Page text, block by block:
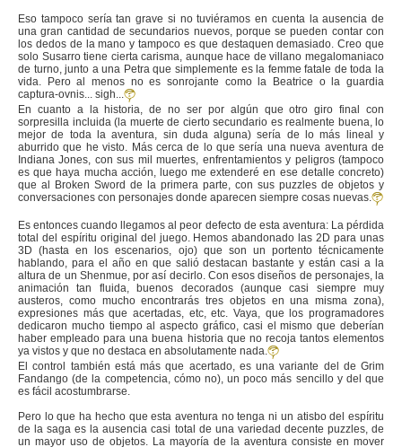
Eso tampoco sería tan grave si no tuviéramos en cuenta la ausencia de
una gran cantidad de secundarios nuevos, porque se pueden contar con
los dedos de la mano y tampoco es que destaquen demasiado. Creo que
solo Susarro tiene cierta carisma, aunque hace de villano megalomaniaco
de turno, junto a una Petra que simplemente es la femme fatale de toda la
vida. Pero al menos no es sonrojante como la Beatrice o la guardia
captura-ovnis... sigh...
En cuanto a la historia, de no ser por algún que otro giro final con
sorpresilla incluida (la muerte de cierto secundario es realmente buena, lo
mejor de toda la aventura, sin duda alguna) sería de lo más lineal y
aburrido que he visto. Más cerca de lo que sería una nueva aventura de
Indiana Jones, con sus mil muertes, enfrentamientos y peligros (tampoco
es que haya mucha acción, luego me extenderé en ese detalle concreto)
que al Broken Sword de la primera parte, con sus puzzles de objetos y
conversaciones con personajes donde aparecen siempre cosas nuevas.
Es entonces cuando llegamos al peor defecto de esta aventura: La pérdida
total del espíritu original del juego. Hemos abandonado las 2D para unas
3D (hasta en los escenarios, ojo) que son un portento técnicamente
hablando, para el año en que salió destacan bastante y están casi a la
altura de un Shenmue, por así decirlo. Con esos diseños de personajes, la
animación tan fluida, buenos decorados (aunque casi siempre muy
austeros, como mucho encontrarás tres objetos en una misma zona),
expresiones más que acertadas, etc, etc. Vaya, que los programadores
dedicaron mucho tiempo al aspecto gráfico, casi el mismo que deberían
haber empleado para una buena historia que no recoja tantos elementos
ya vistos y que no destaca en absolutamente nada.
El control también está más que acertado, es una variante del de Grim
Fandango (de la competencia, cómo no), un poco más sencillo y del que
es fácil acostumbrarse.
Pero lo que ha hecho que esta aventura no tenga ni un atisbo del espíritu
de la saga es la ausencia casi total de una variedad decente puzzles, de
un mayor uso de objetos. La mayoría de la aventura consiste en mover